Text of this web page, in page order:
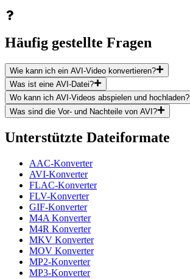
Häufig gestellte Fragen
Wie kann ich ein AVI-Video konvertieren?
Was ist eine AVI-Datei?
Wo kann ich AVI-Videos abspielen und hochladen?
Was sind die Vor- und Nachteile von AVI?
Unterstützte Dateiformate
AAC-Konverter
AVI-Konverter
FLAC-Konverter
FLV-Konverter
GIF-Konverter
M4A Konverter
M4R Konverter
MKV Konverter
MOV Konverter
MP2-Konverter
MP3-Konverter